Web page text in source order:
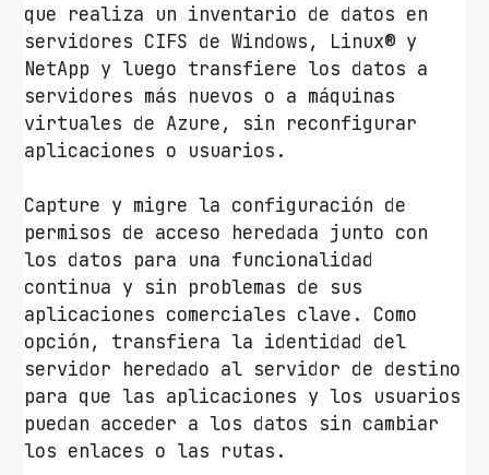
que realiza un inventario de datos en
servidores CIFS de Windows, Linux® y
NetApp y luego transfiere los datos a
servidores más nuevos o a máquinas
virtuales de Azure, sin reconfigurar
aplicaciones o usuarios.
Capture y migre la configuración de
permisos de acceso heredada junto con
los datos para una funcionalidad
continua y sin problemas de sus
aplicaciones comerciales clave. Como
opción, transfiera la identidad del
servidor heredado al servidor de destino
para que las aplicaciones y los usuarios
puedan acceder a los datos sin cambiar
los enlaces o las rutas.